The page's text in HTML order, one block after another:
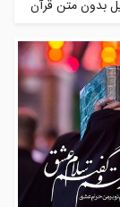
بدون متن قرآن